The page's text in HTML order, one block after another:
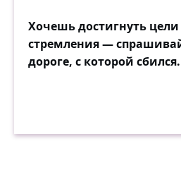
Хочешь достигнуть цели
стремления —
дороге, с которой сбился.